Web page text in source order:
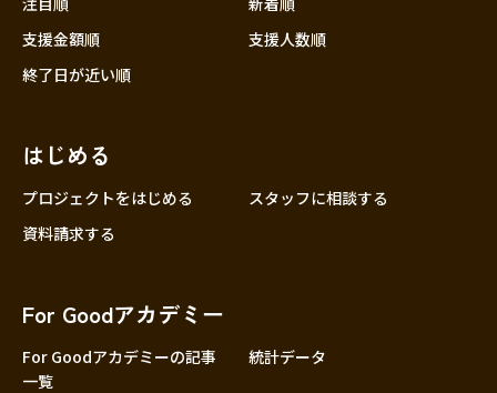
中国
支援金額順
支援人数順
終了日が近い順
はじめる
プロジェクトをはじめる
スタッフに相談する
資料請求する
For Goodアカデミー
For Goodアカデミーの記事
一覧
統計データ